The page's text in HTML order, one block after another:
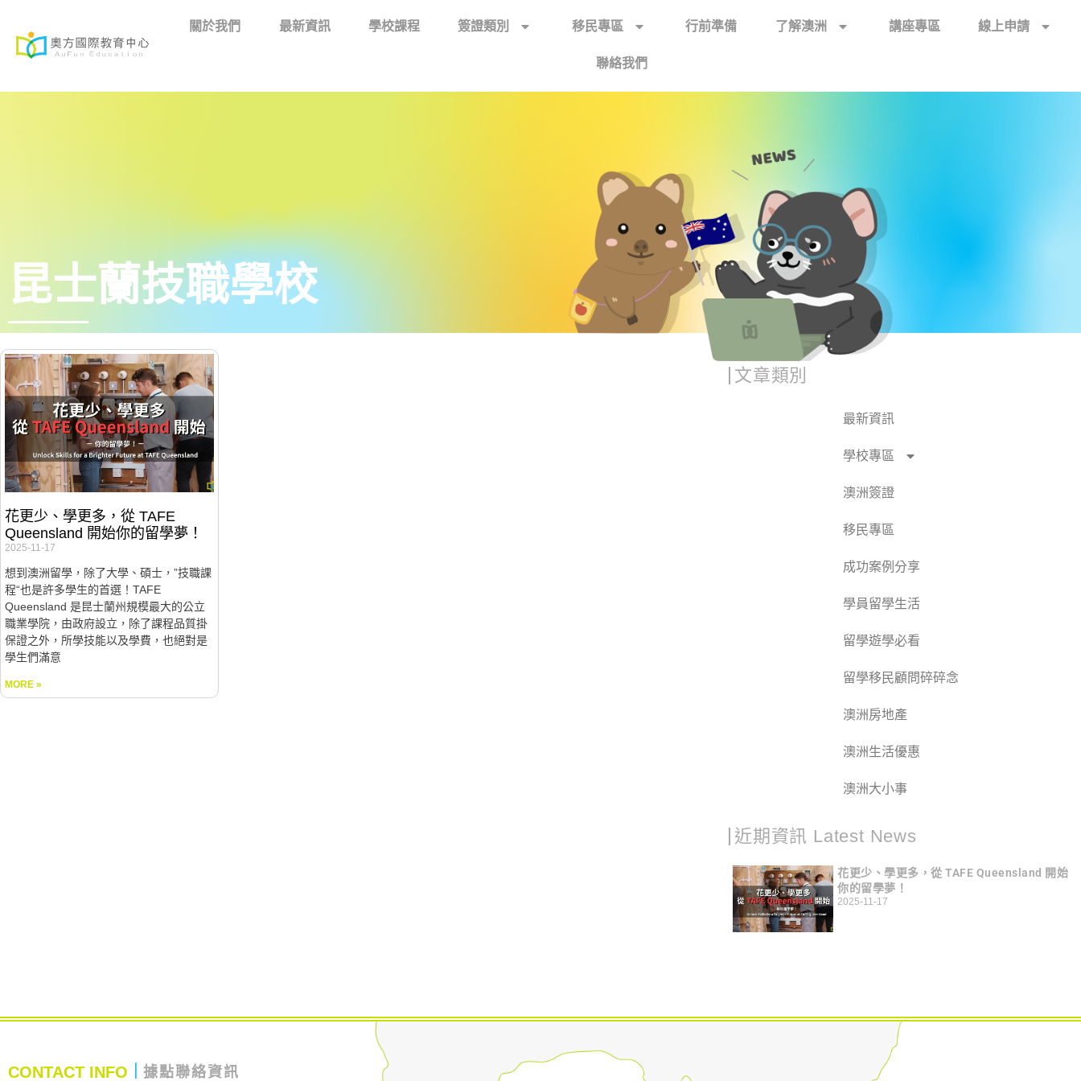
關於我們 最新資訊 學校課程 簽證類別 移民專區 行前準備 了解澳洲 講座專區 線上申請
聯絡我們
昆士蘭技職學校
花更少、學更多，從 TAFE
Queensland 開始你的留學夢！
2025-11-17
想到澳洲留學，除了大學、碩士，”技職課
程“也是許多學生的首選！TAFE
Queensland 是昆士蘭州規模最大的公立
職業學院，由政府設立，除了課程品質掛
保證之外，所學技能以及學費，也絕對是
學生們滿意
MORE »
文章類別
最新資訊
學校專區
澳洲簽證
移民專區
成功案例分享
學員留學生活
留學遊學必看
留學移民顧問碎碎念
澳洲房地產
澳洲生活優惠
澳洲大小事
近期資訊 Latest News
花更少、學更多，從 TAFE Queensland 開始
你的留學夢！
2025-11-17
CONTACT INFO 據點聯絡資訊